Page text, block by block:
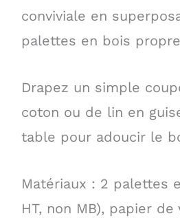
conviviale en
palettes en bois
Drapez un simple
coton ou de lin en
table pour adoucir le
Matériaux : 2 palettes
HT, non MB), papier